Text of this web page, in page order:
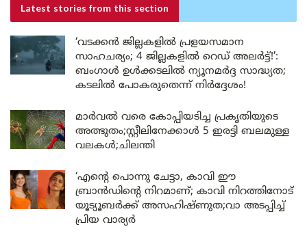
Latest stories from this section
‘വടക്കൻ ജില്ലകളിൽ പ്രളയസമാന
സാഹചര്യം; 4 ജില്ലകളിൽ റെഡ് അലർട്ട്!’:
ബംഗാൾ ഉൾക്കടലിൽ ന്യൂനമർദ്ദ സാദ്ധ്യത;
കടലിൽ പോകരുതെന്ന് നിർദ്ദേശം!
മാർവൽ വരെ കോപ്പിയടിച്ച പ്രകൃതിയുടെ
അത്ഭുതം;സ്റ്റീലിനേക്കാൾ 5 ഇരട്ടി ബലമുള്ള
വലകൾ;ചിലന്തി
‘എന്റെ പൊന്നു ചേട്ടാ, കാവി ഈ
ബ്രാൻഡിന്റെ നിറമാണ്; കാവി നിറത്തിനോട്
യൂട്യൂബർക്ക് അസഹിഷ്ണുത;വാ അടപ്പിച്ച്
പ്രിയ വാര്യർ